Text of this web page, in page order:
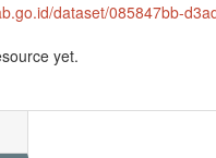
085847bb-d3ad-434e-b6f1-
yet.